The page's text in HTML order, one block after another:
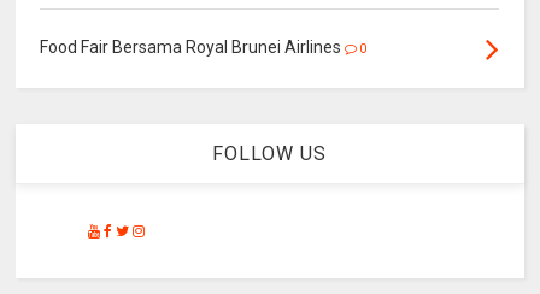
Food Fair Bersama Royal Brunei Airlines 0
FOLLOW US